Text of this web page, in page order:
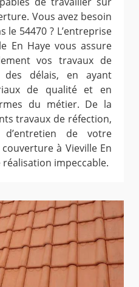
Vous avez besoin
le 54470 ? L’entreprise
En Haye vous assure
vos travaux de
délais, en ayant
de qualité et en
du métier. De la
travaux de réfection,
de votre
à Vieville En
impeccable.